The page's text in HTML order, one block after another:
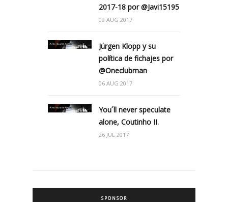
2017-18 por @Javi15195
09 AUG 2017
Jürgen Klopp y su
política de fichajes por
@Oneclubman
06 AUG 2017
You´ll never speculate
alone, Coutinho II.
26 JUL 2017
SPONSOR